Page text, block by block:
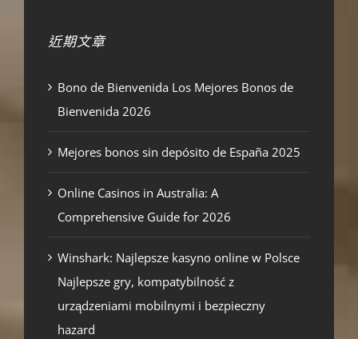
近期文章
Bono de Bienvenida Los Mejores Bonos de
Bienvenida 2026
Mejores bonos sin depósito de España 2025
Online Casinos in Australia: A
Comprehensive Guide for 2026
Winshark: Najlepsze kasyno online w Polsce
Najlepsze gry, kompatybilność z
urządzeniami mobilnymi i bezpieczny
hazard